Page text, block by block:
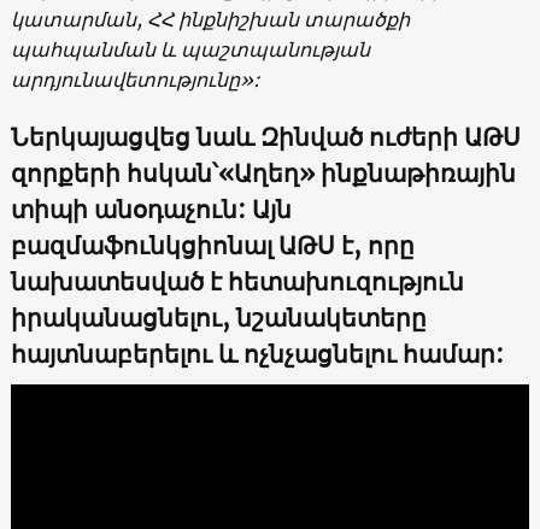
կատարման, ՀՀ ինքնիշխան տարածքի
պահպանման և պաշտպանության
արդյունավետությունը»:
Ներկայացվեց նաև Զինված ուժերի ԱԹՍ
զորքերի հսկան՝«Աղեղ» ինքնաթիռային
տիպի անօդաչուն: Այն
բազմաֆունկցիոնալ ԱԹՍ է, որը
նախատեսված է հետախուզություն
իրականացնելու, նշանակետերը
հայտնաբերելու և ոչնչացնելու համար: